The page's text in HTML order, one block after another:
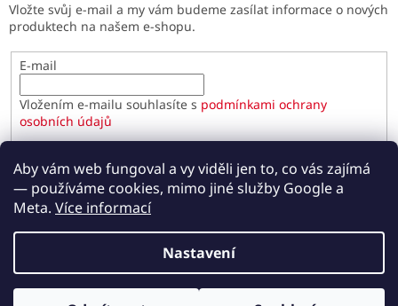
Aby vám web fungoval a vy viděli jen to, co vás zajímá
— používáme cookies, mimo jiné služby Google a
Meta. Více informací
Nastavení
Vložte svůj e-mail a my vám budeme zasílat informace o nových
produktech na našem e-shopu.
E-mail
Vložením e-mailu souhlasíte s podmínkami ochrany
osobních údajů
PŘIHLÁSIT SE
Paulínky.cz. Všechna práva vyhrazena.